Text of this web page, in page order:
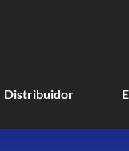
Distribuidor